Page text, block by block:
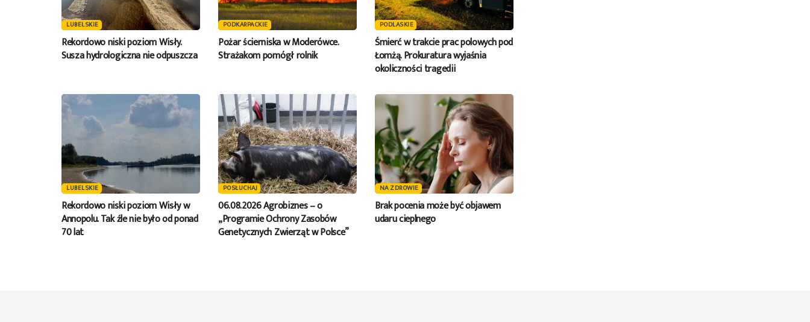
LUBELSKIE
Rekordowo niski poziom Wisły.
Susza hydrologiczna nie odpuszcza
PODKARPACKIE
Pożar ścierniska w Moderówce.
Strażakom pomógł rolnik
PODLASKIE
Śmierć w trakcie prac polowych pod
Łomżą. Prokuratura wyjaśnia
okoliczności tragedii
LUBELSKIE
Rekordowo niski poziom Wisły w
Annopolu. Tak źle nie było od ponad
70 lat
POSŁUCHAJ
06.08.2026 Agrobiznes – o
„Programie Ochrony Zasobów
Genetycznych Zwierząt w Polsce”
NA ZDROWIE
Brak pocenia może być objawem
udaru cieplnego